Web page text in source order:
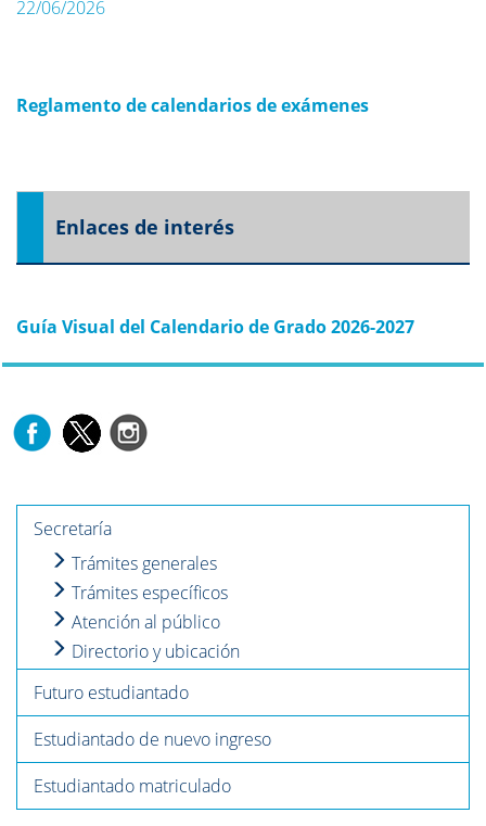
22/06/2026
Reglamento de calendarios de exámenes
Enlaces de interés
Guía Visual del Calendario de Grado 2026-2027
Secretaría
Trámites generales
Trámites específicos
Atención al público
Directorio y ubicación
Futuro estudiantado
Estudiantado de nuevo ingreso
Estudiantado matriculado